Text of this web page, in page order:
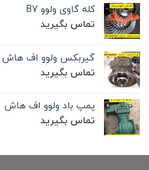
کله گاوی ولوو B7
تماس بگیرید
گیربکس ولوو اف هاش FH13
تماس بگیرید
پمپ باد ولوو اف هاش FH12
تماس بگیرید